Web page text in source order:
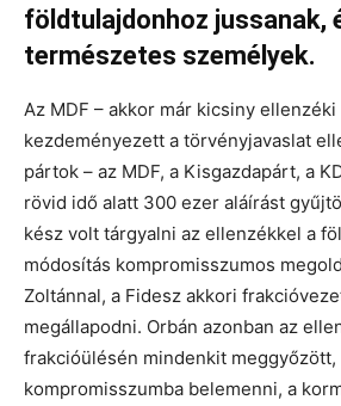
földtulajdonhoz jussanak,
természetes személyek.
Az MDF – akkor már kicsiny
kezdeményezett a törvényjavaslat
pártok – az MDF, a Kisgazdapárt, a
rövid idő alatt 300 ezer aláírást
kész volt tárgyalni az ellenzékkel a
módosítás kompromisszumos
Zoltánnal, a Fidesz akkori
megállapodni. Orbán azonban az
frakcióülésén mindenkit meggyőzött,
kompromisszumba belemenni, a